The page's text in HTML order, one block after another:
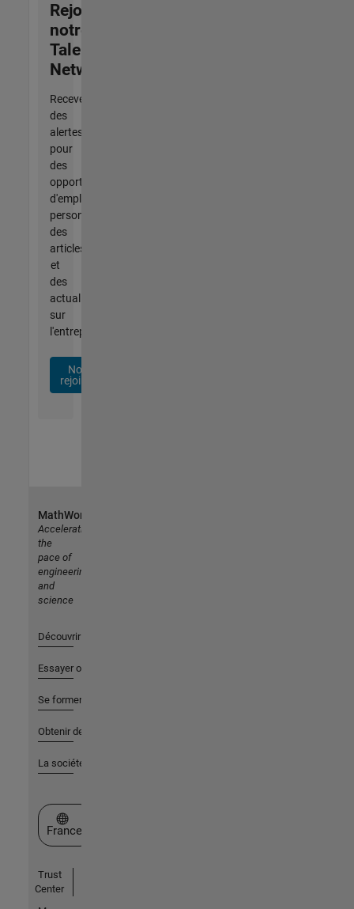
Rejoignez
notre
Talent
Network
Recevez
des
alertes
pour
des
opportunités
d'emploi
personnalisées,
des
articles
et
des
actualités
sur
l'entreprise.
Nous
rejoindre
MathWorks
Accelerating
the
pace of
engineering
and
science
Découvrir les produits
Essayer ou acheter
Se former
Obtenir de l'aide
La société
Sélectionner un site web
France
Trust
Center